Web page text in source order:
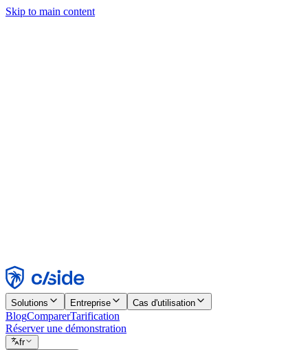
Skip to main content
Rejeter
Solutions Entreprise Cas d'utilisation
BlogComparerTarification
Réserver une démonstration
fr